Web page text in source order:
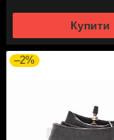
Купити
–2%